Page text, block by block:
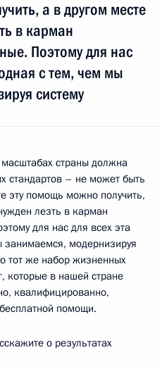
а в другом месте
в карман
Поэтому для нас
с тем, чем мы
систему
страны должна
стандартов – не может быть
эту помощь можно получить,
лезть в карман
для нас для всех эта
модернизируя
тот же набор жизненных
которые в нашей стране
квалифицированно,
помощи.
о результатах